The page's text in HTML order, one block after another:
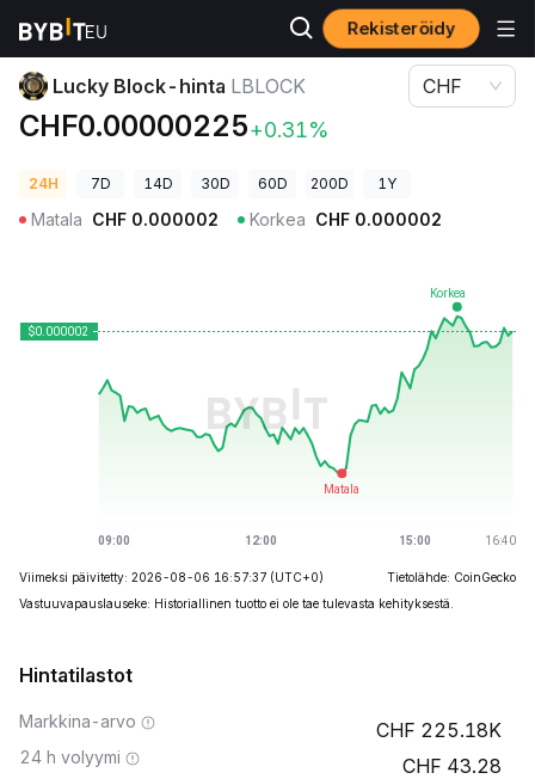
Rekisteröidy
Kryptohinnat Lucky Block-hinta LBLOCK
Lucky Block-hinta LBLOCK
CHF0.00000225+0.31%
CHF
24H 7D 14D 30D 60D 200D 1Y
Matala CHF 0.000002 Korkea CHF 0.000002
Viimeksi päivitetty: 2026-08-06 16:57:37 (UTC+0)
Tietolähde: CoinGecko
Vastuuvapauslauseke: Historiallinen tuotto ei ole tae tulevasta kehityksestä.
Hintatilastot
Markkina-arvo 225.18K
24 h volyymi 43.28